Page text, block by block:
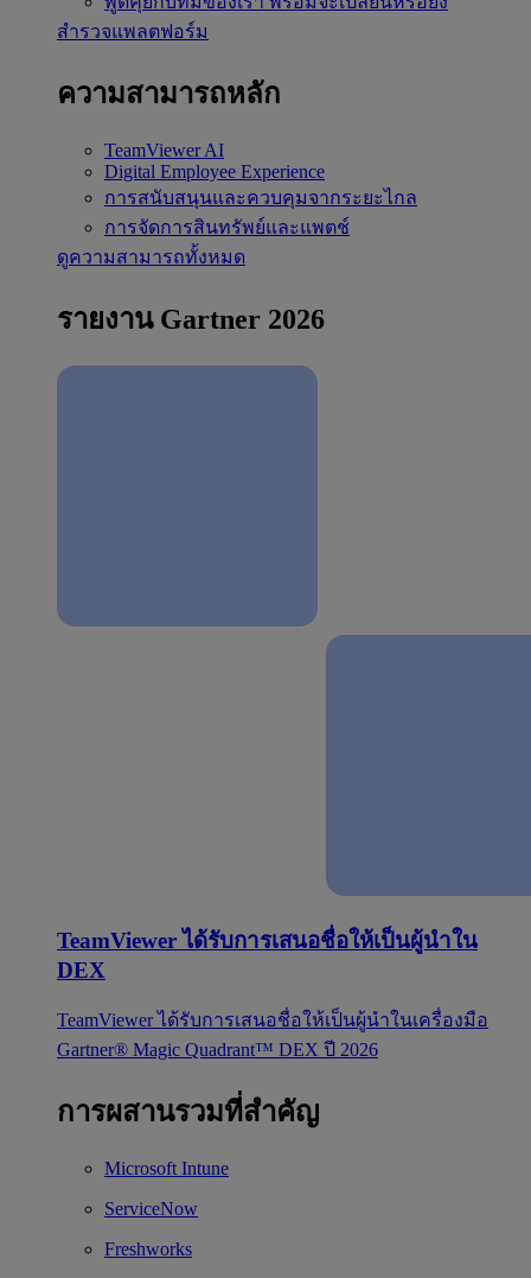
สำรวจแพลตฟอร์ม
ความสามารถหลัก
TeamViewer AI
Digital Employee Experience
การสนับสนุนและควบคุมจากระยะไกล
การจัดการสินทรัพย์และแพตช์
ดูความสามารถทั้งหมด
รายงาน Gartner 2026
TeamViewer ได้รับการเสนอชื่อให้เป็นผู้นำใน
DEX
TeamViewer ได้รับการเสนอชื่อให้เป็นผู้นำในเครื่องมือ
Gartner® Magic Quadrant™ DEX ปี 2026
การผสานรวมที่สำคัญ
Microsoft Intune
ServiceNow
Freshworks